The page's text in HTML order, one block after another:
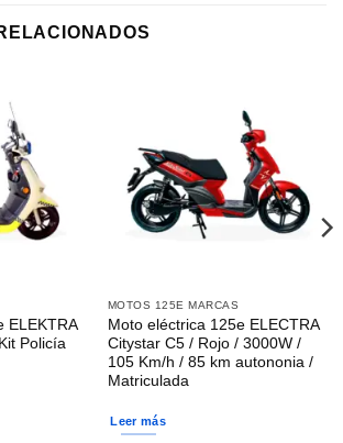
ELEKTRA
Policía
MOTOS 125E MARCAS
Moto eléctrica 125e ELECTRA
Citystar C5 / Rojo / 3000W /
105 Km/h / 85 km autononia /
Matriculada
Leer más